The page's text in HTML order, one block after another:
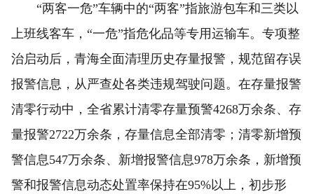
“两客一危”车辆中的“两客”指旅游包车和三类以
上班线客车，“一危”指危化品等专用运输车。专项整
治启动后，青海全面清理历史存量报警，规范留存误
报警信息，从严查处各类违规驾驶问题。在存量报警
清零行动中，全省累计清零存量预警4268万余条、存
量报警2722万余条，存量信息全部清零；清零新增预
警信息547万余条、新增报警信息978万余条，新增预
警和报警信息动态处置率保持在95%以上，初步形